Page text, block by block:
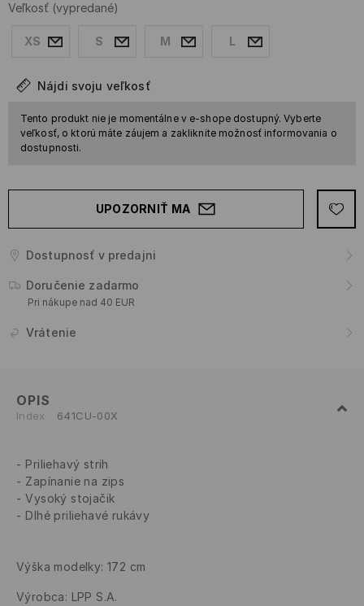
Veľkosť (vypredané)
XS S M L
Nájdi svoju veľkosť
Tento produkt nie je momentálne v e-shope dostupný. Vyberte
veľkosť, o ktorú máte záujem a zakliknite možnosť informovania o
dostupnosti.
UPOZORNIŤ MA
Dostupnosť v predajni
Doručenie zadarmo
Pri nákupe nad 40 EUR
Vrátenie
OPIS
Index 641CU-00X
Priliehavý strih
Zapínanie na zips
Vysoký stojačik
Dlhé priliehavé rukávy
Výška modelky: 172 cm
Výrobca: LPP S.A.